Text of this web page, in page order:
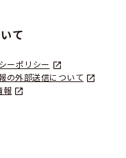
て
ーポリシー
の外部送信について
報